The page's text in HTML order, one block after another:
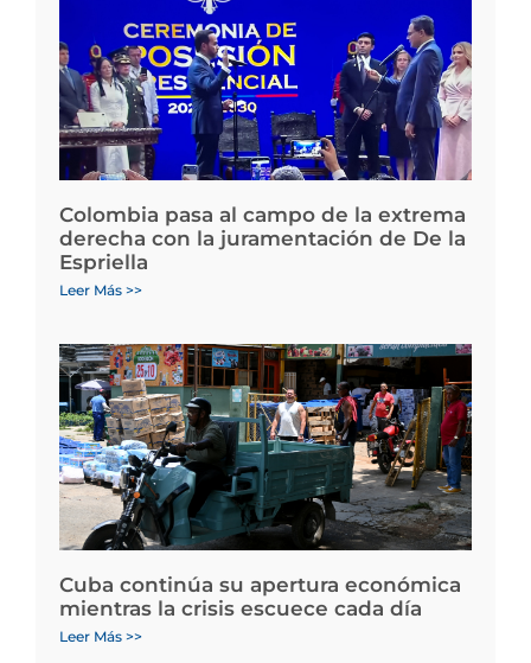
Colombia pasa al campo de la extrema
derecha con la juramentación de De la
Espriella
Leer Más >>
Cuba continúa su apertura económica
mientras la crisis escuece cada día
Leer Más >>